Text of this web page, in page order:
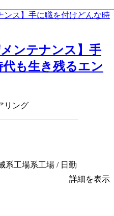
メンテナンス】手
も生き残るエン
リング
系工場系工場 / 日勤
詳細を表示